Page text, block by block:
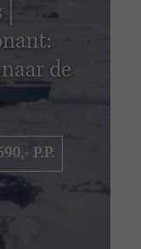
de
P.P.